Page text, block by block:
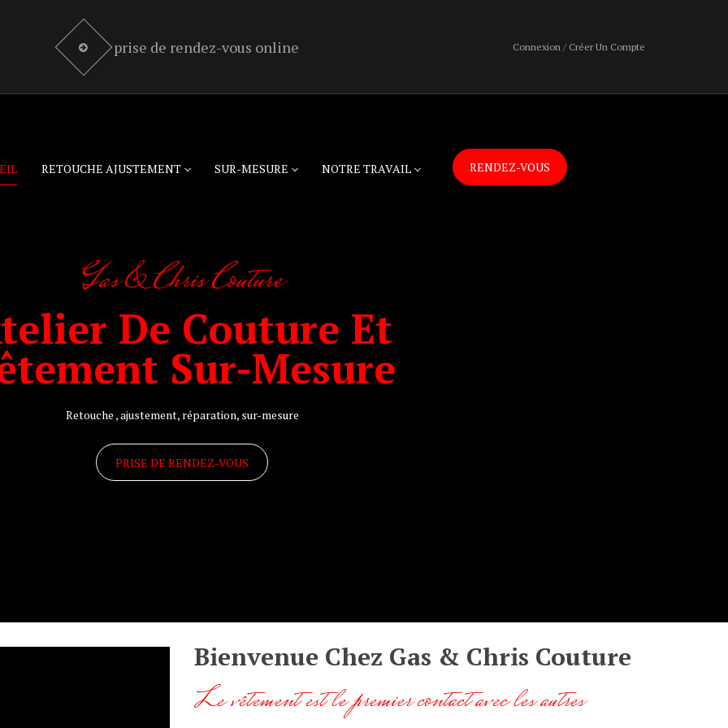
prise de rendez-vous online Connexion / Créer Un Compte
RETOUCHE AJUSTEMENT SUR-MESURE NOTRE TRAVAIL RENDEZ-VOUS
Gas & Chris Couture
De Couture Et
Sur-Mesure
Retouche , ajustement, réparation, sur-mesure
PRISE DE RENDEZ-VOUS
Bienvenue Chez Gas & Chris Couture
Le vêtement est le premier contact avec les autres